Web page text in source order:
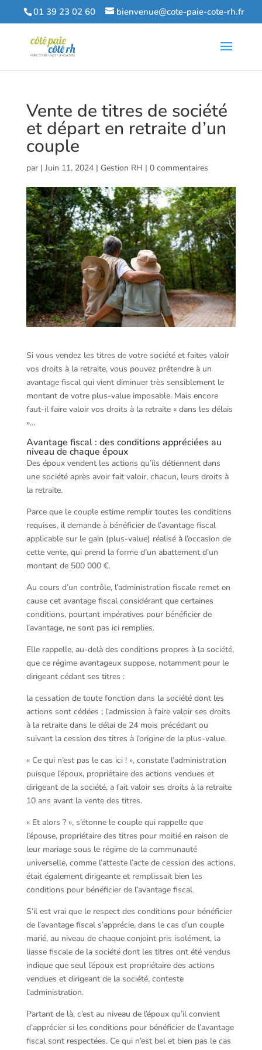
01 39 23 02 60 bienvenue@cote-paie-cote-rh.fr
Vente de titres de société
et départ en retraite d’un
couple
par | Juin 11, 2024| Gestion RH | 0 commentaires
Si vous vendez les titres de votre société et faites valoir
vos droits à la retraite, vous pouvez prétendre à un
avantage fiscal qui vient diminuer très sensiblement le
montant de votre plus-value imposable. Mais encore
faut-il faire valoir vos droits à la retraite « dans les délais
»…
Avantage fiscal : des conditions appréciées au
niveau de chaque époux
Des époux vendent les actions qu’ils détiennent dans
une société après avoir fait valoir, chacun, leurs droits à
la retraite.
Parce que le couple estime remplir toutes les conditions
requises, il demande à bénéficier de l’avantage fiscal
applicable sur le gain (plus-value) réalisé à l’occasion de
cette vente, qui prend la forme d’un abattement d’un
montant de 500 000 €.
Au cours d’un contrôle, l’administration fiscale remet en
cause cet avantage fiscal considérant que certaines
conditions, pourtant impératives pour bénéficier de
l’avantage, ne sont pas ici remplies.
Elle rappelle, au-delà des conditions propres à la société,
que ce régime avantageux suppose, notamment pour le
dirigeant cédant ses titres :
la cessation de toute fonction dans la société dont les
actions sont cédées ; l’admission à faire valoir ses droits
à la retraite dans le délai de 24 mois précédant ou
suivant la cession des titres à l’origine de la plus-value.
« Ce qui n’est pas le cas ici ! », constate l’administration
puisque l’époux, propriétaire des actions vendues et
dirigeant de la société, a fait valoir ses droits à la retraite
10 ans avant la vente des titres.
« Et alors ? », s’étonne le couple qui rappelle que
l’épouse, propriétaire des titres pour moitié en raison de
leur mariage sous le régime de la communauté
universelle, comme l’atteste l’acte de cession des actions,
était également dirigeante et remplissait bien les
conditions pour bénéficier de l’avantage fiscal.
S’il est vrai que le respect des conditions pour bénéficier
de l’avantage fiscal s’apprécie, dans le cas d’un couple
marié, au niveau de chaque conjoint pris isolément, la
liasse fiscale de la société dont les titres ont été vendus
indique que seul l’époux est propriétaire des actions
vendues et dirigeant de la société, conteste
l’administration.
Partant de là, c’est au niveau de l’époux qu’il convient
d’apprécier si les conditions pour bénéficier de l’avantage
fiscal sont respectées. Ce qui n’est bel et bien pas le cas